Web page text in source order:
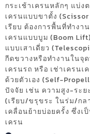
กระเช้าเครนหลักๆ แบ่ง
เครนแบบขาตั้ง
เรียบ ต้องการพื้นที่ทำงา
เครนแบบบูม (Boom
แบบเสาเดี่ยว
กีดขวางหรือทำงานในจุ
เครนรถ หรือ เช่าเครน
ด้วยตัวเอง (Self-
ปัจจัย เช่น ความสูง-ระ
(เรียบ/ขรุขระ ในร่ม/กล
เคลื่อนย้ายบ่อยครั้ง ซึ่ง
เครน